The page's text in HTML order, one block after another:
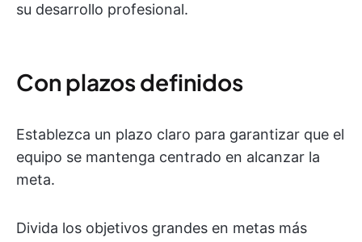
su desarrollo profesional.
Con plazos definidos
Establezca un plazo claro para garantizar que el
equipo se mantenga centrado en alcanzar la
meta.
Divida los objetivos grandes en metas más